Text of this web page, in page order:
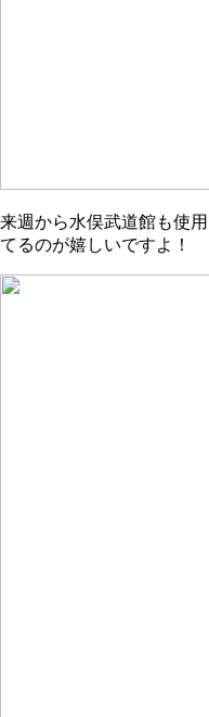
来週から水俣武道館も使
てるのが嬉しいですよ！